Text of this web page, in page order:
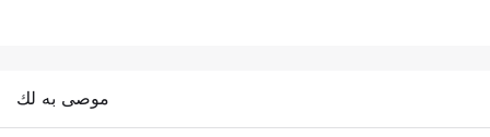
موصى به لك